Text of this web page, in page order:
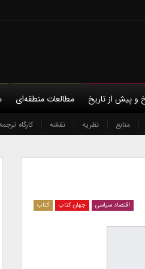
و پیش از تاریخ مطالعات منطقه‌ای
منابع نظریه نقشه کارگاه
اقتصاد سیاسی جهان کتاب کتاب